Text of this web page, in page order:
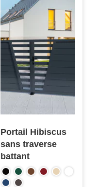
Portail Hibiscus
sans traverse
battant